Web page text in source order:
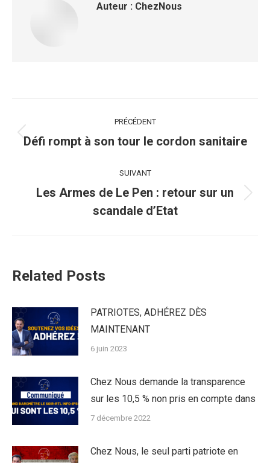
Auteur : ChezNous
article
PRÉCÉDENT
Article
:
Défi rompt à son tour le cordon sanitaire
SUIVANT
Article
suivant
Les Armes de Le Pen : retour sur un
scandale d’Etat
Related Posts
PATRIOTES, ADHÉREZ DÈS
MAINTENANT
6 juin 2023
Chez Nous demande la transparence
sur les 10,5 % non pris en compte dans
7 décembre 2022
Chez Nous, le seul parti patriote en